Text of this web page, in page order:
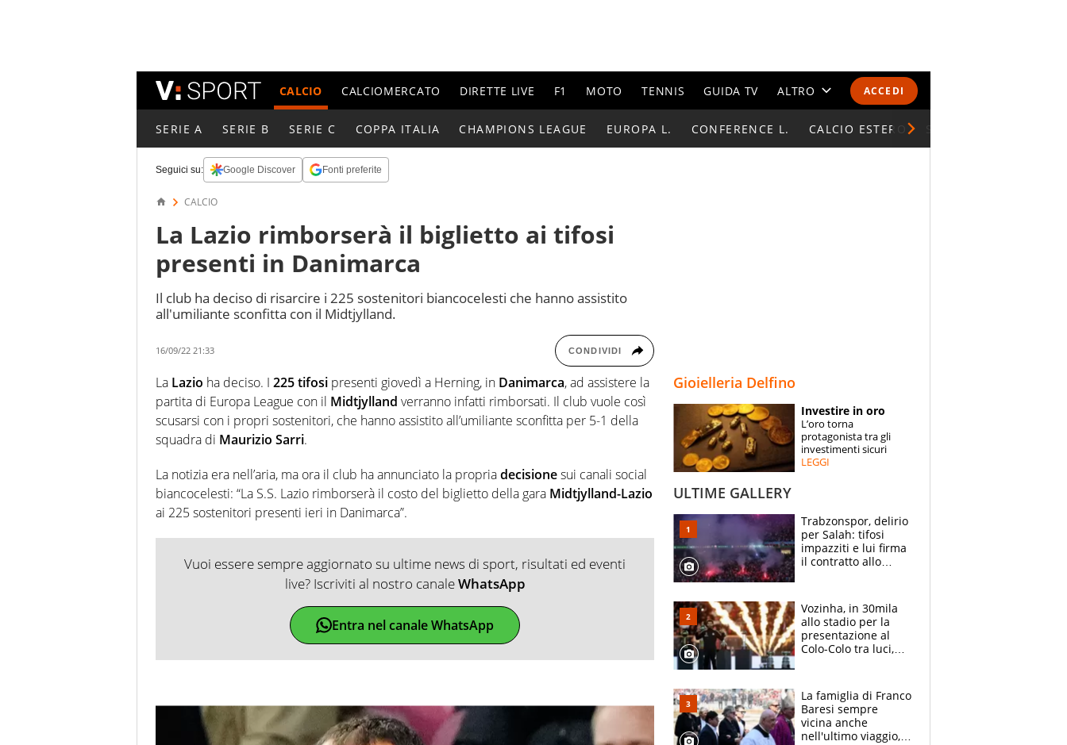
ACCEDI
CALCIO CALCIOMERCATO DIRETTE LIVE F1 MOTO TENNIS GUIDA TV ALTRO
CALENDARI E CLASSIFICHE
ESPERTI
CONTATTI
SERIE A SERIE B SERIE C COPPA ITALIA CHAMPIONS LEAGUE EUROPA L. CONFERENCE L. CALCIO ESTERO
Seguici su: Google Discover Fonti preferite
CALCIO
La Lazio rimborserà il biglietto ai tifosi
presenti in Danimarca
Il club ha deciso di risarcire i 225 sostenitori biancocelesti che hanno assistito
all'umiliante sconfitta con il Midtjylland.
16/09/22 21:33 CONDIVIDI
La Lazio ha deciso. I 225 tifosi presenti giovedì a Herning, in Danimarca, ad assistere la
partita di Europa League con il Midtjylland verranno infatti rimborsati. Il club vuole così
scusarsi con i propri sostenitori, che hanno assistito all’umiliante sconfitta per 5-1 della
squadra di Maurizio Sarri.
La notizia era nell’aria, ma ora il club ha annunciato la propriadecisionesui canali social
biancocelesti: “La S.S. Lazio rimborserà il costo del biglietto della gara Midtjylland-Lazio
ai 225 sostenitori presenti ieri in Danimarca”.
Vuoi essere sempre aggiornato su ultime news di sport, risultati ed eventi
live? Iscriviti al nostro canaleWhatsApp
Entra nel canale WhatsApp
Gioielleria Delfino
Investire in oro
L’oro torna
protagonista tra gli
investimenti sicuri
LEGGI
ULTIME GALLERY
Trabzonspor, delirio
per Salah: tifosi
impazziti e lui firma
il contratto allo
Vozinha, in 30mila
allo stadio per la
presentazione al
Colo-Colo tra luci,
La famiglia di Franco
Baresi sempre
vicina anche
nell'ultimo viaggio,